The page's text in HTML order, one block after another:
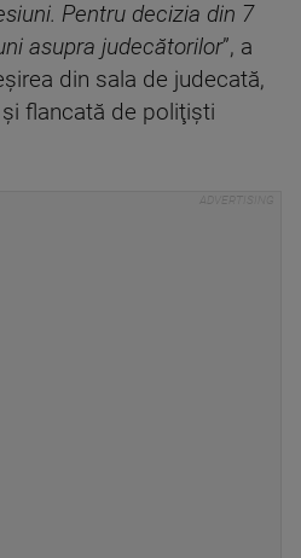
Pentru decizia din 7
asupra judecătorilor”, a
din sala de judecată,
flancată de poliţişti